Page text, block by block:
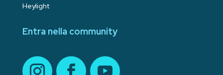
Heylight
Entra nella community